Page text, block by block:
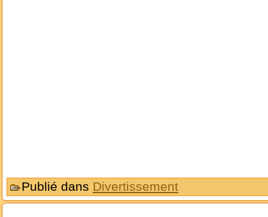
Publié dans Divertissement